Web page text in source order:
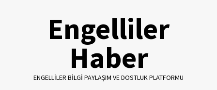
Engelliler
Haber
ENGELLILER BILGI PAYLAŞIM VE DOSTLUK PLATFORMU